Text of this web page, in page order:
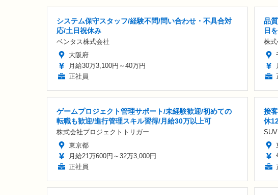
システム保守スタッフ/経験不問/問い合わせ・不具合対
応/土日祝休み
ベンタス株式会社
大阪府
月給30万3,100円～40万円
正社員
品
日
株
ゲームプロジェクト管理サポート/未経験歓迎/初めての
転職も歓迎/進行管理スキル習得/月給30万以上可
株式会社プロジェクトトリガー
東京都
月給21万600円～32万3,000円
正社員
接
休